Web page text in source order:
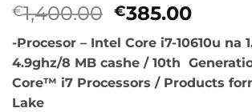
€1,400.00 Originalna
cena
je
bila:
€1,400.00.
€385.00
cena
je:
-Procesor – Intel Core i7-10610u na
4.9ghz/8 MB cashe / 10th
Core™ i7 Processors / Products
Lake